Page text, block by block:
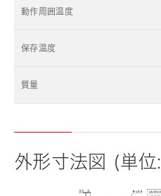
動作周囲温度
保存温度
質量
外形寸法図 (単